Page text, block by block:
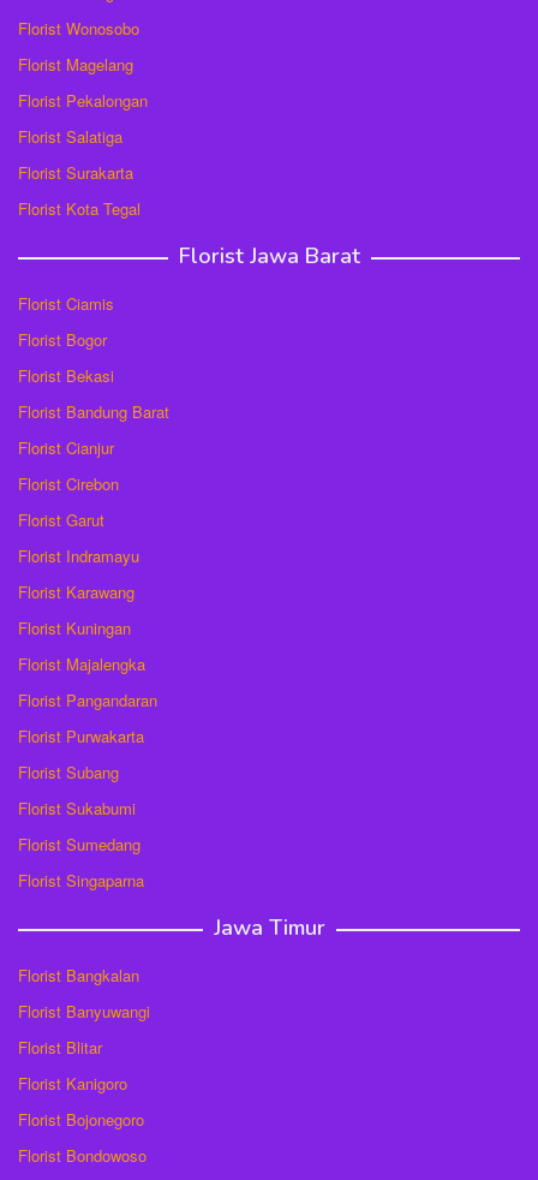
Florist Wonosobo
Florist Magelang
Florist Pekalongan
Florist Salatiga
Florist Surakarta
Florist Kota Tegal
Florist Jawa Barat
Florist Ciamis
Florist Bogor
Florist Bekasi
Florist Bandung Barat
Florist Cianjur
Florist Cirebon
Florist Garut
Florist Indramayu
Florist Karawang
Florist Kuningan
Florist Majalengka
Florist Pangandaran
Florist Purwakarta
Florist Subang
Florist Sukabumi
Florist Sumedang
Florist Singaparna
Jawa Timur
Florist Bangkalan
Florist Banyuwangi
Florist Blitar
Florist Kanigoro
Florist Bojonegoro
Florist Bondowoso